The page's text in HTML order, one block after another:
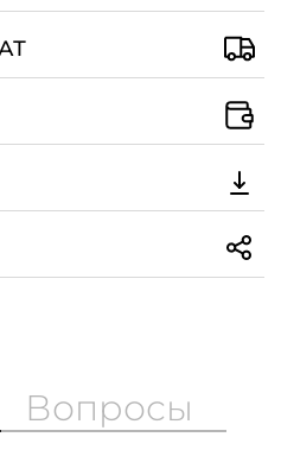
Вопросы